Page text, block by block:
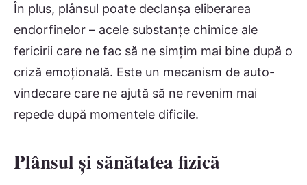
În plus, plânsul poate declanșa eliberarea
endorfinelor – acele substanțe chimice ale
fericirii care ne fac să ne simțim mai bine după o
criză emoțională. Este un mecanism de auto-
vindecare care ne ajută să ne revenim mai
repede după momentele dificile.
Plânsul și sănătatea fizică